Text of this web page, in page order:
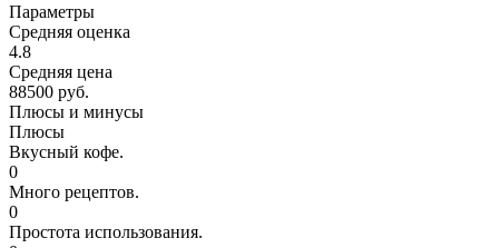
Параметры
Средняя оценка
4.8
Средняя цена
88500 руб.
Плюсы и минусы
Плюсы
Вкусный кофе.
0
Много рецептов.
0
Простота использования.